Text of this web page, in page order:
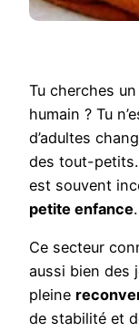
Tu cherches
humain ? Tu
d’adultes
des tout-
est souvent
petite enfance.
Ce secteur
aussi bien des
pleine
de stabilité et